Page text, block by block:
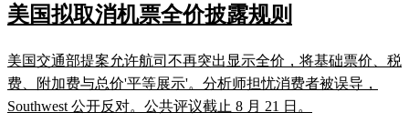
美国拟取消机票全价披露规则
美国交通部提案允许航司不再突出显示全价，将基础票价、税
费、附加费与总价'平等展示'。分析师担忧消费者被误导，
Southwest 公开反对。公共评议截止 8 月 21 日。